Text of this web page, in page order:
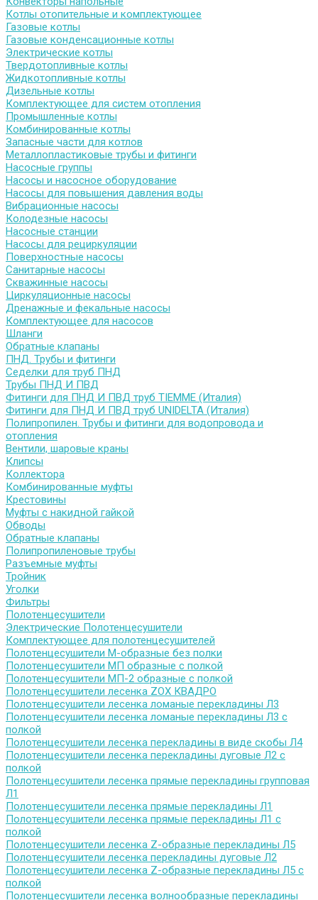
Котлы отопительные и комплектующее
Газовые котлы
Газовые конденсационные котлы
Электрические котлы
Твердотопливные котлы
Жидкотопливные котлы
Дизельные котлы
Комплектующее для систем отопления
Промышленные котлы
Комбинированные котлы
Запасные части для котлов
Металлопластиковые трубы и фитинги
Насосные группы
Насосы и насосное оборудование
Насосы для повышения давления воды
Вибрационные насосы
Колодезные насосы
Насосные станции
Насосы для рециркуляции
Поверхностные насосы
Санитарные насосы
Скважинные насосы
Циркуляционные насосы
Дренажные и фекальные насосы
Комплектующее для насосов
Шланги
Обратные клапаны
ПНД. Трубы и фитинги
Седелки для труб ПНД
Трубы ПНД И ПВД
Фитинги для ПНД И ПВД труб TIEMME (Италия)
Фитинги для ПНД И ПВД труб UNIDELTA (Италия)
Полипропилен. Трубы и фитинги для водопровода и
отопления
Вентили, шаровые краны
Клипсы
Коллектора
Комбинированные муфты
Крестовины
Муфты с накидной гайкой
Обводы
Обратные клапаны
Полипропиленовые трубы
Разъемные муфты
Тройник
Уголки
Фильтры
Полотенцесушители
Электрические Полотенцесушители
Комплектующее для полотенцесушителей
Полотенцесушители М-образные без полки
Полотенцесушители МП образные с полкой
Полотенцесушители МП-2 образные с полкой
Полотенцесушители лесенка ZOX КВАДРО
Полотенцесушители лесенка ломаные перекладины Л3
Полотенцесушители лесенка ломаные перекладины Л3 с
полкой
Полотенцесушители лесенка перекладины в виде скобы Л4
Полотенцесушители лесенка перекладины дуговые Л2 с
полкой
Полотенцесушители лесенка прямые перекладины групповая
Л1
Полотенцесушители лесенка прямые перекладины Л1
Полотенцесушители лесенка прямые перекладины Л1 с
полкой
Полотенцесушители лесенка Z-образные перекладины Л5
Полотенцесушители лесенка перекладины дуговые Л2
Полотенцесушители лесенка Z-образные перекладины Л5 с
полкой
Полотенцесушители лесенка волнообразные перекладины